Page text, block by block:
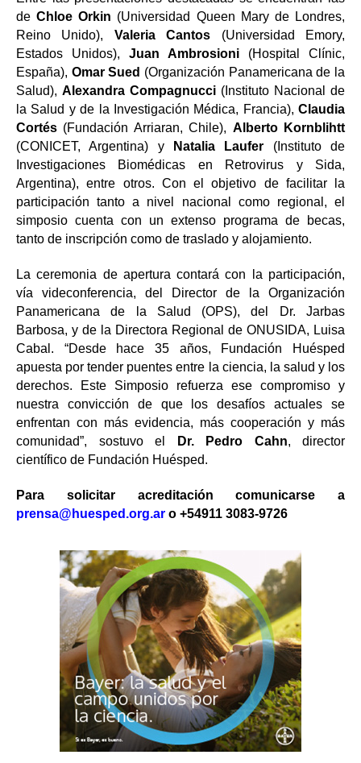
deChloe Orkin (Universidad Queen Mary de Londres,
Reino Unido), Valeria Cantos (Universidad Emory,
Estados Unidos), Juan Ambrosioni (Hospital Clínic,
España), Omar Sued (Organización Panamericana de la
Salud), Alexandra Compagnucci (Instituto Nacional de
la Salud y de la Investigación Médica, Francia), Claudia
Cortés (Fundación Arriaran, Chile), Alberto Kornblihtt
(CONICET, Argentina) y
Natalia Laufer (Instituto de
Investigaciones Biomédicas en Retrovirus y Sida,
Argentina), entre otros. Con el objetivo de facilitar la
participación tanto a nivel nacional como regional, el
simposio cuenta con un extenso programa de becas,
tanto de inscripción como de traslado y alojamiento.
La ceremonia de apertura contará con la participación,
vía videconferencia, del Director de la Organización
Panamericana de la Salud (OPS), del Dr. Jarbas
Barbosa, y de la Directora Regional de ONUSIDA, Luisa
Cabal. “Desde hace 35 años, Fundación Huésped
apuesta por tender puentes entre la ciencia, la salud y los
derechos. Este Simposio refuerza ese compromiso y
nuestra convicción de que los desafíos actuales se
enfrentan con más evidencia, más cooperación y más
comunidad”, sostuvo el
Dr. Pedro Cahn, director
científico de Fundación Huésped.
Para solicitar acreditación comunicarse a
prensa@huesped.org.ar o +54911 3083-9726